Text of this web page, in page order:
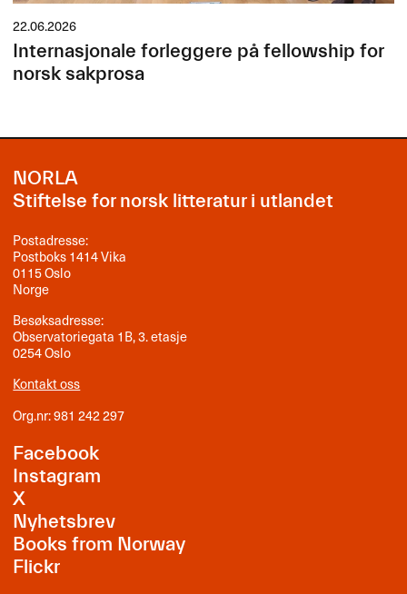
22.06.2026
Internasjonale forleggere på fellowship for
norsk sakprosa
NORLA
Stiftelse for norsk litteratur i utlandet
Postadresse:
Postboks 1414 Vika
0115 Oslo
Norge
Besøksadresse:
Observatoriegata 1B, 3. etasje
0254 Oslo
Kontakt oss
Org.nr: 981 242 297
Facebook
Instagram
X
Nyhetsbrev
Books from Norway
Flickr